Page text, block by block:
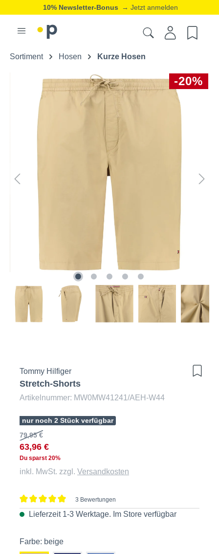
10% Newsletter-Bonus → Jetzt anmelden
Sortiment Hosen Kurze Hosen
-20%
Tommy Hilfiger
Stretch-Shorts
Artikelnummer: MW0MW41241/AEH-W44
nur noch 2 Stück verfügbar
79,95 €
63,96 €
Du sparst 20%
inkl. MwSt. zzgl. Versandkosten
Durchschnittliche Bewertung von 5 von 5 Sternen
3 Bewertungen
Lieferzeit 1-3 Werktage. Im Store verfügbar
Farbe: beige